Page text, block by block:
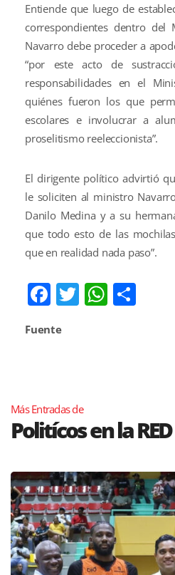
Entiende que luego de
correspondientes dentro del
Navarro debe proceder a
“por este acto de
responsabilidades en el
quiénes fueron los que
escolares e involucrar a
proselitismo reeleccionista”.
El dirigente político advirtió
le soliciten al ministro
Danilo Medina y a su
que todo esto de las
que en realidad nada paso”.
Facebook
Twitter
Fuente
Más Entradas de
Politícos en la RED